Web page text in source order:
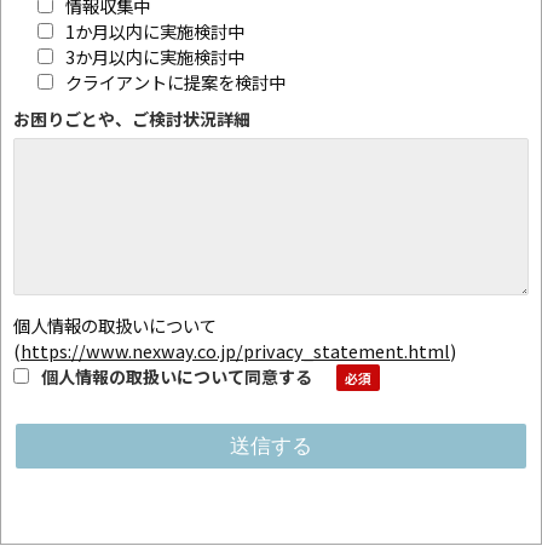
情報収集中
1か月以内に実施検討中
3か月以内に実施検討中
クライアントに提案を検討中
お困りごとや、ご検討状況詳細
個人情報の取扱いについて
(https://www.nexway.co.jp/privacy_statement.html)
個人情報の取扱いについて同意する